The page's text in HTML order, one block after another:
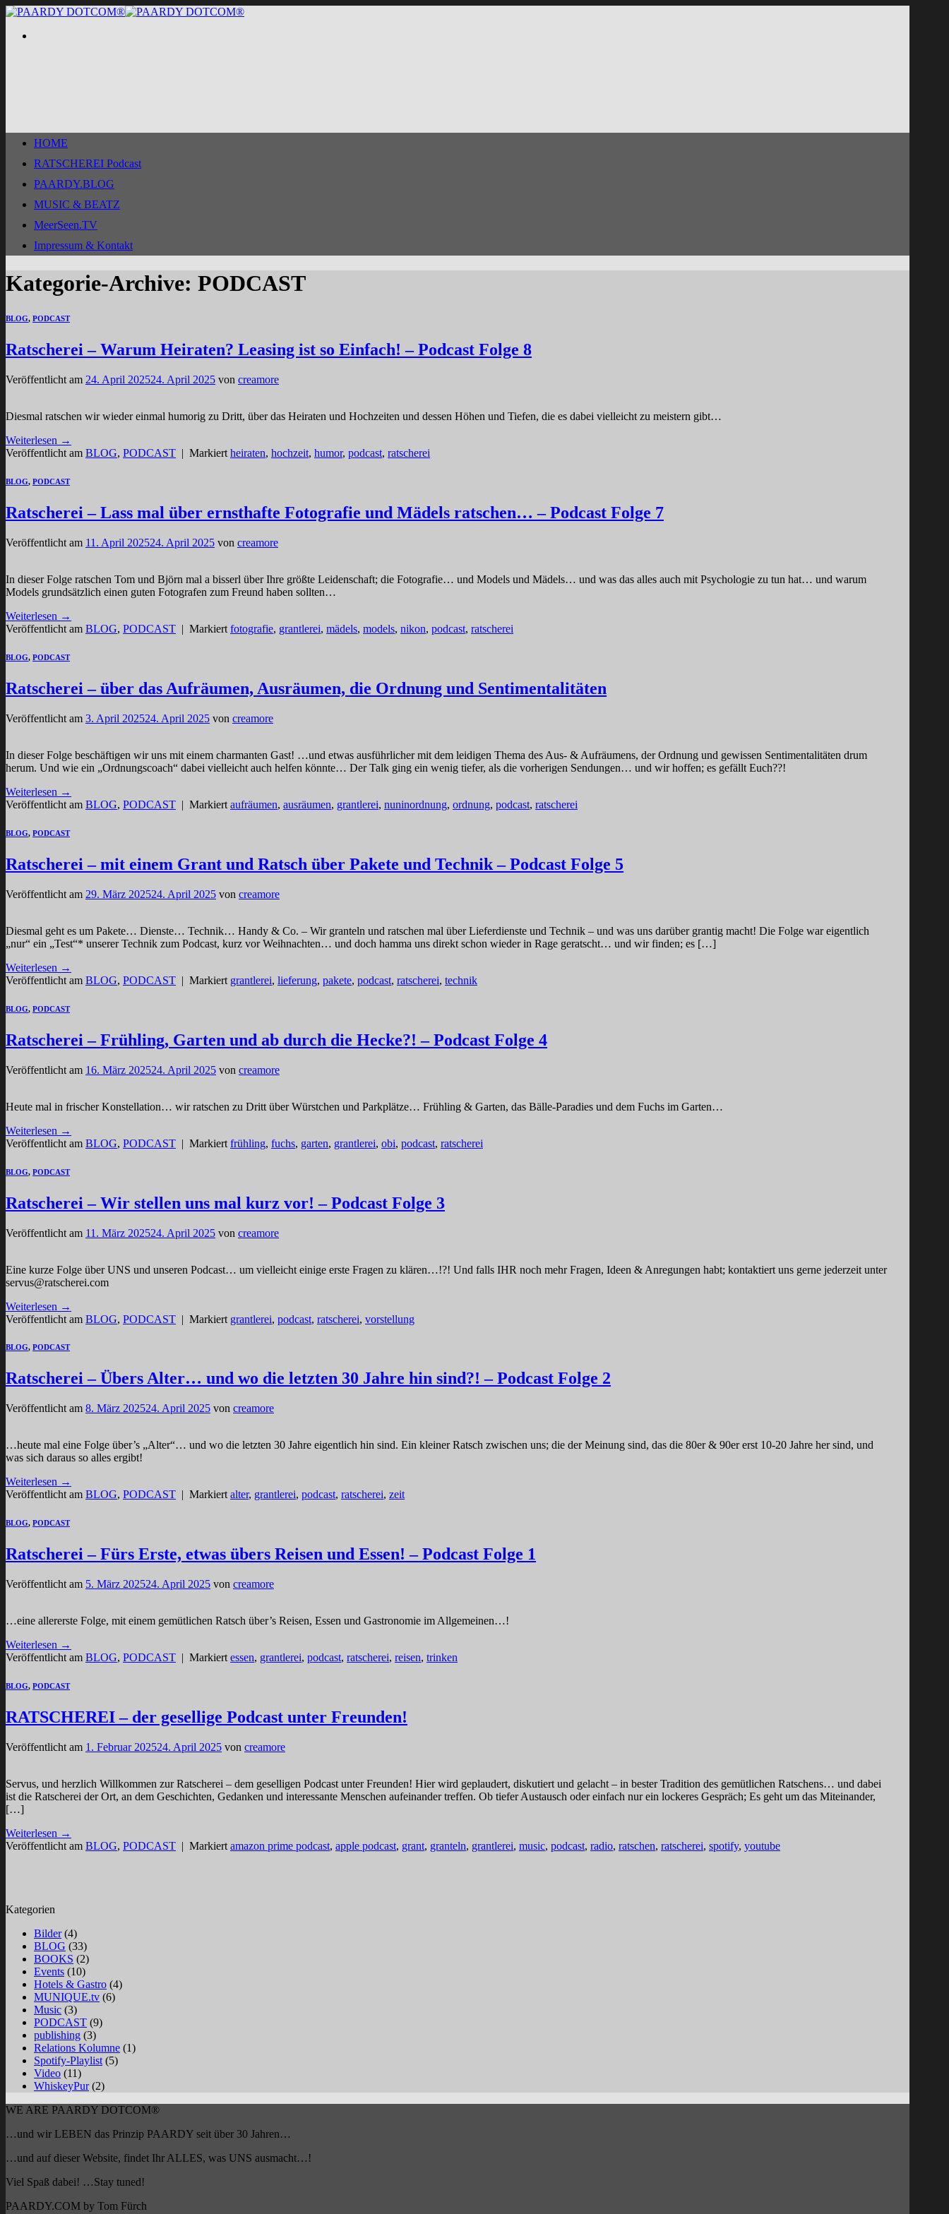
Zum
springen
HOME
RATSCHEREI Podcast
PAARDY.BLOG
MUSIC & BEATZ
MeerSeen.TV
Impressum & Kontakt
Kategorie-Archive: PODCAST
BLOG, PODCAST
Ratscherei – Warum Heiraten? Leasing ist so Einfach! – Podcast Folge 8
Veröffentlicht am 24. April 202524. April 2025 von creamore
Diesmal ratschen wir wieder einmal humorig zu Dritt, über das Heiraten und Hochzeiten und dessen Höhen und Tiefen, die es dabei vielleicht zu meistern gibt…
Weiterlesen →
Veröffentlicht am BLOG, PODCAST | Markiert heiraten, hochzeit, humor, podcast, ratscherei
BLOG, PODCAST
Ratscherei – Lass mal über ernsthafte Fotografie und Mädels ratschen… – Podcast Folge 7
Veröffentlicht am 11. April 202524. April 2025 von creamore
In dieser Folge ratschen Tom und Björn mal a bisserl über Ihre größte Leidenschaft; die Fotografie… und Models und Mädels… und was das alles auch mit Psychologie zu tun hat… und warum
Models grundsätzlich einen guten Fotografen zum Freund haben sollten…
Weiterlesen →
Veröffentlicht am BLOG, PODCAST | Markiert fotografie, grantlerei, mädels, models, nikon, podcast, ratscherei
BLOG, PODCAST
Ratscherei – über das Aufräumen, Ausräumen, die Ordnung und Sentimentalitäten
Veröffentlicht am 3. April 202524. April 2025 von creamore
In dieser Folge beschäftigen wir uns mit einem charmanten Gast! …und etwas ausführlicher mit dem leidigen Thema des Aus- & Aufräumens, der Ordnung und gewissen Sentimentalitäten drum
herum. Und wie ein „Ordnungscoach“ dabei vielleicht auch helfen könnte… Der Talk ging ein wenig tiefer, als die vorherigen Sendungen… und wir hoffen; es gefällt Euch??!
Weiterlesen →
Veröffentlicht am BLOG, PODCAST | Markiert aufräumen, ausräumen, grantlerei, nuninordnung, ordnung, podcast, ratscherei
BLOG, PODCAST
Ratscherei – mit einem Grant und Ratsch über Pakete und Technik – Podcast Folge 5
Veröffentlicht am 29. März 202524. April 2025 von creamore
Diesmal geht es um Pakete… Dienste… Technik… Handy & Co. – Wir granteln und ratschen mal über Lieferdienste und Technik – und was uns darüber grantig macht! Die Folge war eigentlich
„nur“ ein „Test“* unserer Technik zum Podcast, kurz vor Weihnachten… und doch hamma uns direkt schon wieder in Rage geratscht… und wir finden; es […]
Weiterlesen →
Veröffentlicht am BLOG, PODCAST | Markiert grantlerei, lieferung, pakete, podcast, ratscherei, technik
BLOG, PODCAST
Ratscherei – Frühling, Garten und ab durch die Hecke?! – Podcast Folge 4
Veröffentlicht am 16. März 202524. April 2025 von creamore
Heute mal in frischer Konstellation… wir ratschen zu Dritt über Würstchen und Parkplätze… Frühling & Garten, das Bälle-Paradies und dem Fuchs im Garten…
Weiterlesen →
Veröffentlicht am BLOG, PODCAST | Markiert frühling, fuchs, garten, grantlerei, obi, podcast, ratscherei
BLOG, PODCAST
Ratscherei – Wir stellen uns mal kurz vor! – Podcast Folge 3
Veröffentlicht am 11. März 202524. April 2025 von creamore
Eine kurze Folge über UNS und unseren Podcast… um vielleicht einige erste Fragen zu klären…!?! Und falls IHR noch mehr Fragen, Ideen & Anregungen habt; kontaktiert uns gerne jederzeit unter
servus@ratscherei.com
Weiterlesen →
Veröffentlicht am BLOG, PODCAST | Markiert grantlerei, podcast, ratscherei, vorstellung
BLOG, PODCAST
Ratscherei – Übers Alter… und wo die letzten 30 Jahre hin sind?! – Podcast Folge 2
Veröffentlicht am 8. März 202524. April 2025 von creamore
…heute mal eine Folge über’s „Alter“… und wo die letzten 30 Jahre eigentlich hin sind. Ein kleiner Ratsch zwischen uns; die der Meinung sind, das die 80er & 90er erst 10-20 Jahre her sind, und
was sich daraus so alles ergibt!
Weiterlesen →
Veröffentlicht am BLOG, PODCAST | Markiert alter, grantlerei, podcast, ratscherei, zeit
BLOG, PODCAST
Ratscherei – Fürs Erste, etwas übers Reisen und Essen! – Podcast Folge 1
Veröffentlicht am 5. März 202524. April 2025 von creamore
…eine allererste Folge, mit einem gemütlichen Ratsch über’s Reisen, Essen und Gastronomie im Allgemeinen…!
Weiterlesen →
Veröffentlicht am BLOG, PODCAST | Markiert essen, grantlerei, podcast, ratscherei, reisen, trinken
BLOG, PODCAST
RATSCHEREI – der gesellige Podcast unter Freunden!
Veröffentlicht am 1. Februar 202524. April 2025 von creamore
Servus, und herzlich Willkommen zur Ratscherei – dem geselligen Podcast unter Freunden! Hier wird geplaudert, diskutiert und gelacht – in bester Tradition des gemütlichen Ratschens… und dabei
ist die Ratscherei der Ort, an dem Geschichten, Gedanken und interessante Menschen aufeinander treffen. Ob tiefer Austausch oder einfach nur ein lockeres Gespräch; Es geht um das Miteinander,
[…]
Weiterlesen →
Veröffentlicht am BLOG, PODCAST | Markiert amazon prime podcast, apple podcast, grant, granteln, grantlerei, music, podcast, radio, ratschen, ratscherei, spotify, youtube
Kategorien
Bilder(4)
BLOG (33)
BOOKS (2)
Events (10)
Hotels & Gastro (4)
MUNIQUE.tv (6)
Music (3)
PODCAST (9)
publishing (3)
Relations Kolumne (1)
Spotify-Playlist (5)
Video (11)
WhiskeyPur(2)
WE ARE PAARDY DOTCOM®
…und wir LEBEN das Prinzip PAARDY seit über 30 Jahren…
…und auf dieser Website, findet Ihr ALLES, was UNS ausmacht…!
Viel Spaß dabei! …Stay tuned!
PAARDY.COM by Tom Fürch